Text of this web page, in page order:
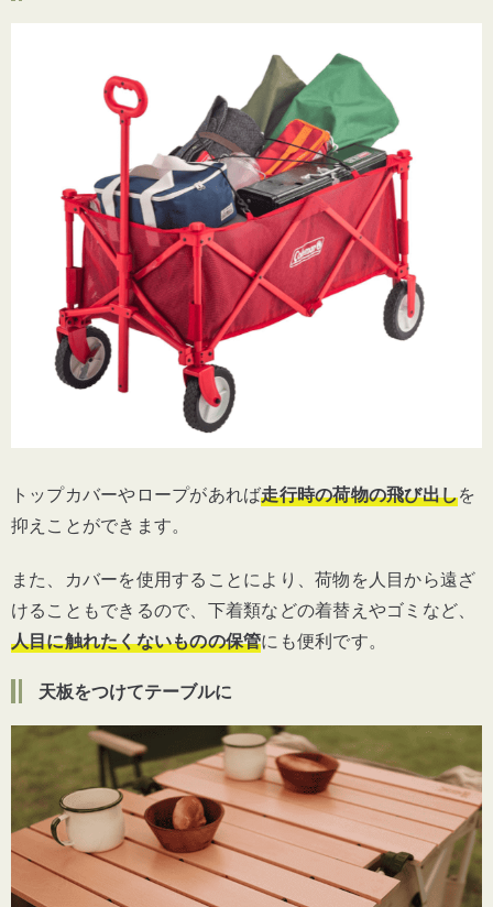
トップカバーやロープがあれば走行時の荷物の飛び出しを
抑えことができます。
また、カバーを使用することにより、荷物を人目から遠ざ
けることもできるので、下着類などの着替えやゴミなど、
人目に触れたくないものの保管にも便利です。
天板をつけてテーブルに